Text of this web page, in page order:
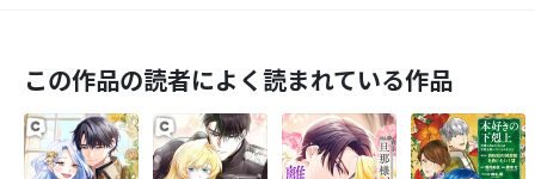
この作品の読者によく読まれている作品